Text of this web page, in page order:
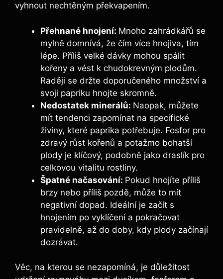
vyhnout nechtěným překvapením.
Přehnané ⁢hnojení: Mnoho zahrádkářů‍ se⁣
mylně domnívá, že čím více ​hnojiva,‍ tím
lépe.⁤ Příliš velké ⁣dávky mohou spálit
kořeny a vést ‍k chudokrevným plodům.
Raději se držte doporučeného množství a
⁣svoji papriku⁤ hnojte skromně.
Nedostatek minerálů:⁣ Naopak, můžete
mít‍ tendenci zapomínat ​na ‍specifické
‍živiny, které paprika ​potřebuje. Fosfor pro
‍zdravý růst kořenů⁤ a potažmo bohatší
plody je klíčový, podobně jako⁢ draslík pro
celkovou⁤ vitalitu rostliny.
Špatné ‍načasování: Pokud hnojíte příliš
brzy nebo příliš⁤ pozdě,⁢ může to mít⁢
negativní dopad. Ideální je ​začít s
hnojením‍ po vyklíčení​ a pokračovat
pravidelně, až do doby, kdy‍ plody začínají
dozrávat.
Věc, na kterou se nezapomíná, je důležitost